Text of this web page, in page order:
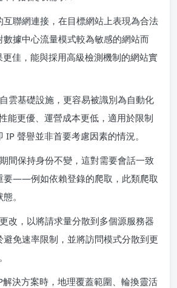
互聯網連接，在目標網站上表現為合法
數據中心流量模式較為敏感的網站而
佳，能與採用高級檢測機制的網站實
雲基礎設施，更容易被識別為自動化
能更優、運營成本更低，適用於限制
聲譽並非首要考慮因素的情況。
間保持身份不變，這對需要會話一致
要——例如依賴登錄的爬取，此類爬取
。
改，以將請求量分散到多個源服務器
免速率限制，並將訪問模式分散到更
決方案時，地理覆蓋範圍、輪換靈活